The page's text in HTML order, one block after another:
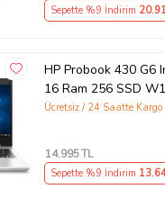
Sepette %9 İndirim
HP Probook 430 G6
16 Ram 256 SSD
Notebook- Outlet
Ücretsiz / 24 Saatte Kargo
14.995TL
Sepette %9 İndirim